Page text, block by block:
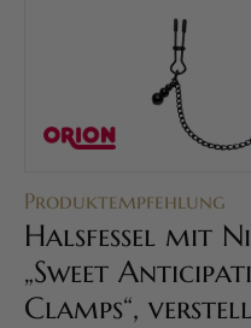
Produktempfehlung
Halsfessel mit
„Sweet
Clamps“,